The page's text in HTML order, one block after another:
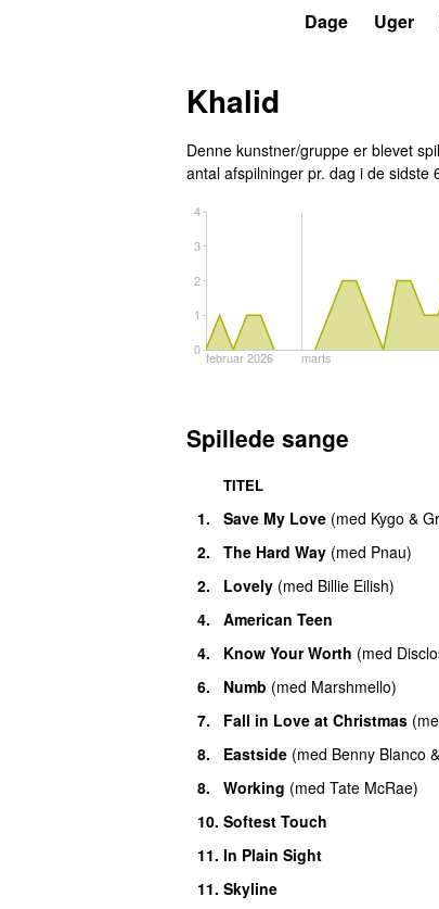
Dage Uger
Khalid
Denne kunstner/gruppe er blevet
antal afspilninger pr. dag i de sidste
februar 2026 marts
0
1
2
3
4
Spillede sange
TITEL
1. Save My Love (med Kygo &
2.
The Hard Way (med Pnau)
2.
Lovely (med Billie Eilish)
4.
American Teen
4.
Know Your Worth (med
6.
Numb (med Marshmello)
7.
Fall in Love at Christmas (
8.
Eastside (med Benny Blanco &
8.
Working (med Tate McRae)
10. Softest Touch
11. In Plain Sight
11. Skyline